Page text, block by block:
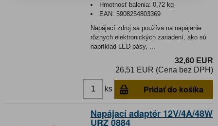
Hmotnosť balenia:0,72 kg
EAN:5908254803369
Napájací zdroj sa používa na napájanie
rôznych elektronických zariadení, ako sú
napríklad LED pásy, ...
32,60 EUR
26,51 EUR (Cena bez DPH)
ks Pridať do košíka
Napájací adaptér 12V/4A/48W
URZ 0884